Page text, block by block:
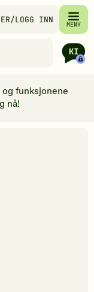
/LOGG INN MENY
funksjonene
nå!